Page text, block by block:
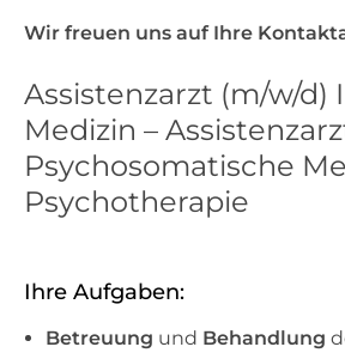
Wir freuen uns auf Ihre
Assistenzarzt (m/w/d)
Medizin –
Psychosomatische
Psychotherapie
Ihre Aufgaben:
Betreuung und Behandlung